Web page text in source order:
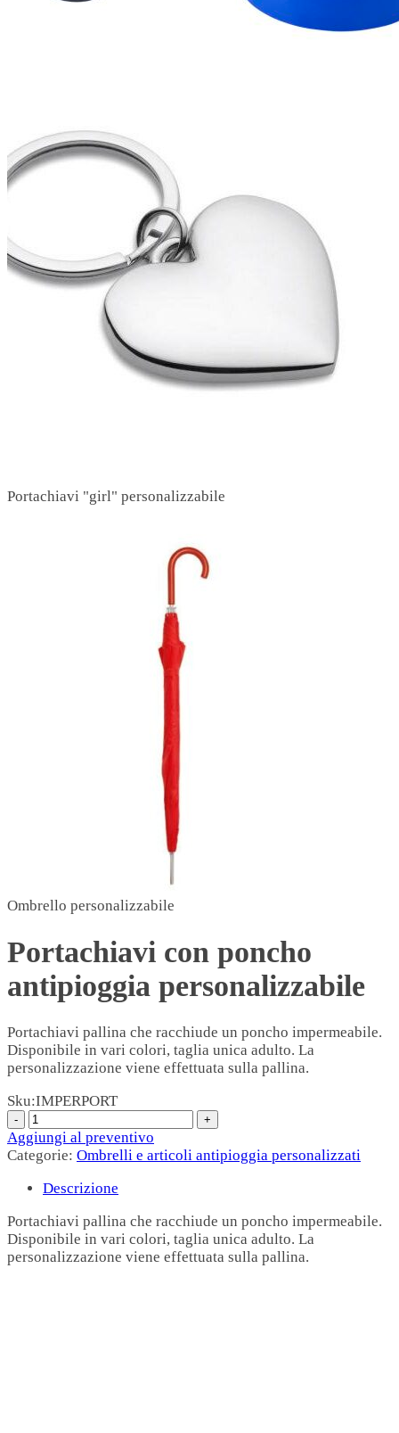
Portachiavi "girl" personalizzabile
Ombrello personalizzabile
Portachiavi con poncho
antipioggia personalizzabile
Portachiavi pallina che racchiude un poncho impermeabile.
Disponibile in vari colori, taglia unica adulto. La
personalizzazione viene effettuata sulla pallina.
Sku:IMPERPORT
Aggiungi al preventivo
Categorie: Ombrelli e articoli antipioggia personalizzati
Descrizione
Portachiavi pallina che racchiude un poncho impermeabile.
Disponibile in vari colori, taglia unica adulto. La
personalizzazione viene effettuata sulla pallina.